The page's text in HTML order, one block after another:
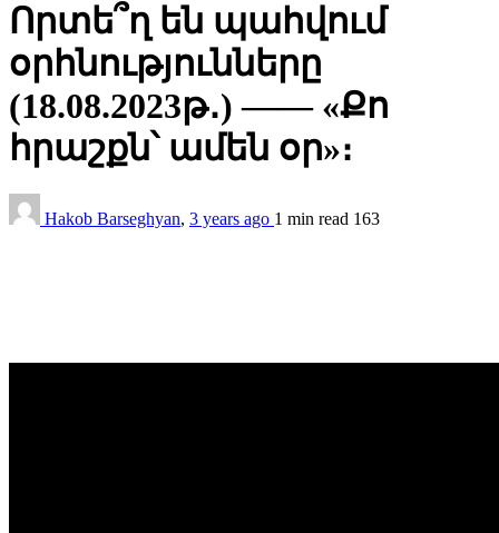
Որտե՞ղ են պահվում
օրհնությունները
(18.08.2023թ․) —— «Քո
հրաշքն՝ ամեն օր»։
Hakob Barseghyan, 3 years ago 1 min read 163